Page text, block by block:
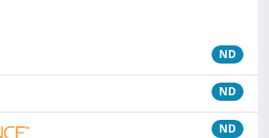
ND
ND
ND